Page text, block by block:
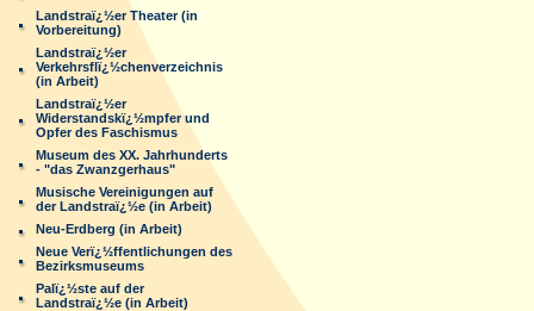
Landstraï¿½er Theater (in
Vorbereitung)
Landstraï¿½er
Verkehrsflï¿½chenverzeichnis
(in Arbeit)
Landstraï¿½er
Widerstandskï¿½mpfer und
Opfer des Faschismus
Museum des XX. Jahrhunderts
- "das Zwanzgerhaus"
Musische Vereinigungen auf
der Landstraï¿½e (in Arbeit)
Neu-Erdberg (in Arbeit)
Neue Verï¿½ffentlichungen des
Bezirksmuseums
Palï¿½ste auf der
Landstraï¿½e (in Arbeit)